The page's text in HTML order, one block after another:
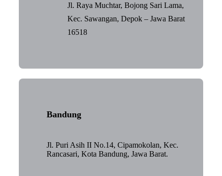
Jl. Raya Muchtar, Bojong Sari Lama,
Kec. Sawangan, Depok – Jawa Barat
16518
Bandung
Jl. Puri Asih II No.14, Cipamokolan, Kec.
Rancasari, Kota Bandung, Jawa Barat.